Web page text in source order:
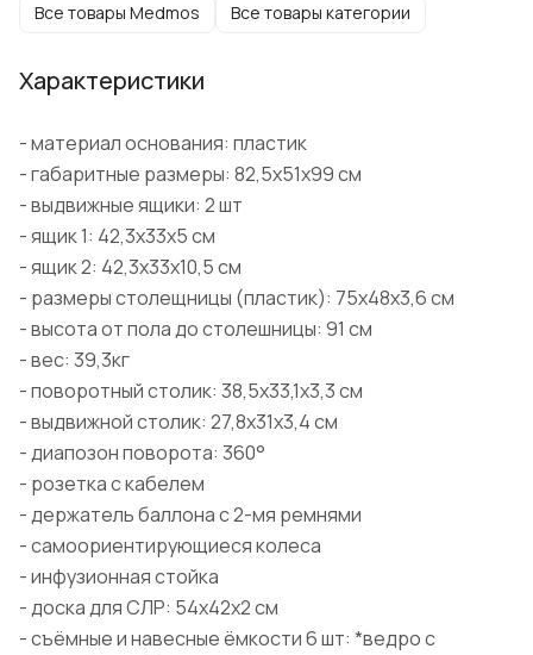
Все товары Medmos Все товары категории
Характеристики
- материал основания: пластик
- габаритные размеры: 82,5х51х99 см
- выдвижные ящики: 2 шт
- ящик 1: 42,3х33х5 см
- ящик 2: 42,3х33х10,5 см
- размеры столещницы (пластик): 75х48х3,6 см
- высота от пола до столешницы: 91 см
- вес: 39,3кг
- поворотный столик: 38,5х33,1х3,3 см
- выдвижной столик: 27,8х31х3,4 см
- диапозон поворота: 360°
- розетка с кабелем
- держатель баллона с 2-мя ремнями
- самоориентирующиеся колеса
- инфузионная стойка
- доска для СЛР: 54х42х2 см
- съёмные и навесные ёмкости 6 шт: *ведро с